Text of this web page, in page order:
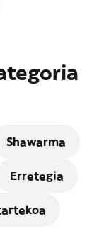
Shawarma
Erretegia